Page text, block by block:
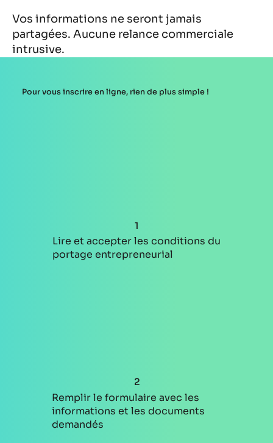
Vos informations ne seront jamais
partagées. Aucune relance commerciale
intrusive.
1
Lire et accepter les conditions du
portage entrepreneurial
2
Remplir le formulaire avec les
informations et les documents
demandés
Pour vous inscrire en ligne, rien de plus simple !